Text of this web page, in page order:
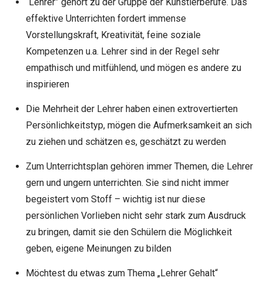
effektive Unterrichten fordert immense
Vorstellungskraft, Kreativität, feine soziale
Kompetenzen u.a. Lehrer sind in der Regel sehr
empathisch und mitfühlend, und mögen es andere zu
inspirieren
Die Mehrheit der Lehrer haben einen extrovertierten
Persönlichkeitstyp, mögen die Aufmerksamkeit an sich
zu ziehen und schätzen es, geschätzt zu werden
Zum Unterrichtsplan gehören immer Themen, die Lehrer
gern und ungern unterrichten. Sie sind nicht immer
begeistert vom Stoff – wichtig ist nur diese
persönlichen Vorlieben nicht sehr stark zum Ausdruck
zu bringen, damit sie den Schülern die Möglichkeit
geben, eigene Meinungen zu bilden
Möchtest du etwas zum Thema „Lehrer Gehalt“